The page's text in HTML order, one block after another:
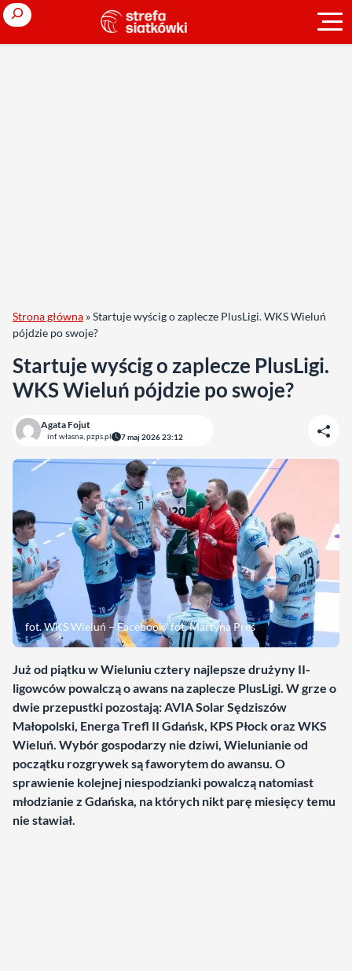
Search
Strona główna »Startuje wyścig o zaplecze PlusLigi. WKS Wieluń
pójdzie po swoje?
Startuje wyścig o zaplecze PlusLigi.
WKS Wieluń pójdzie po swoje?
Agata Fojut
inf. własna, pzps.pl 7 maj 2026 23:12
fot. WKS Wieluń – Facebook/ fot. Martyna Preś
Już od piątku w Wieluniu cztery najlepsze drużyny II-
ligowców powalczą o awans na zaplecze PlusLigi. W grze o
dwie przepustki pozostają:AVIA Solar Sędziszów
Małopolski, Energa Trefl II Gdańsk, KPS Płock oraz WKS
Wieluń. Wybór gospodarzy nie dziwi, Wielunianie od
początku rozgrywek są faworytem do awansu. O
sprawienie kolejnej niespodzianki powalczą natomiast
młodzianie z Gdańska, na których nikt parę miesięcy temu
nie stawiał.